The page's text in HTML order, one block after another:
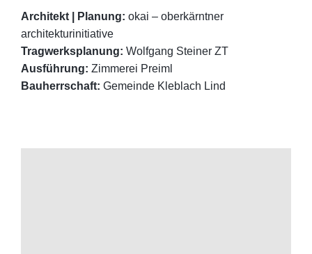
Architekt | Planung: okai – oberkärntner
architekturinitiative
Tragwerksplanung: Wolfgang Steiner ZT
Ausführung: Zimmerei Preiml
Bauherrschaft: Gemeinde Kleblach Lind